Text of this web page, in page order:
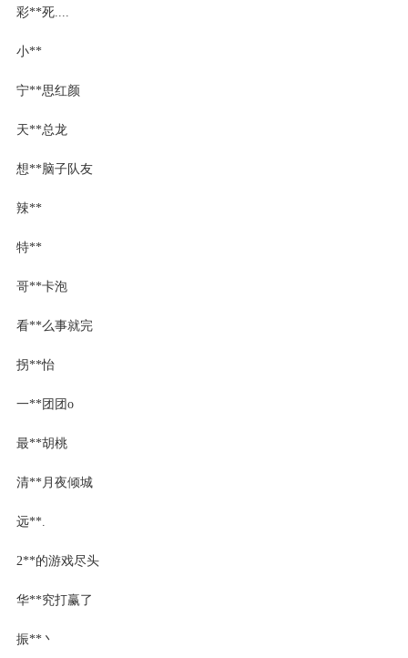
彩**死....
小**
宁**思红颜
天**总龙
想**脑子队友
辣**
特**
哥**卡泡
看**么事就完
拐**怡
一**团团o
最**胡桃
清**月夜倾城
远**.
2**的游戏尽头
华**究打赢了
振**丶